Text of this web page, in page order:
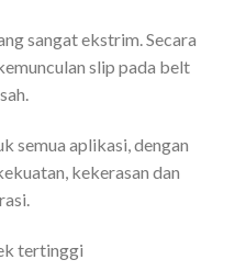
sangat ekstrim. Secara
slip pada belt
semua aplikasi, dengan
kekerasan dan
tertinggi